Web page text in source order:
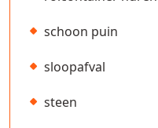
schoon puin
sloopafval
steen